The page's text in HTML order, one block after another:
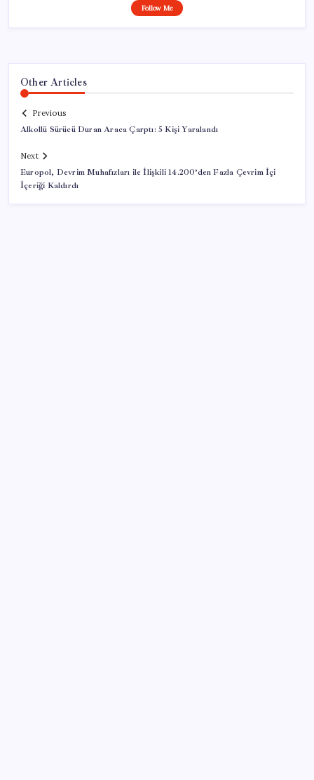
Follow Me
Other Articles
Previous
Alkollü Sürücü Duran Araca Çarptı: 5 Kişi Yaralandı
Next
Europol, Devrim Muhafızları ile İlişkili 14.200’den Fazla Çevrim İçi
İçeriği Kaldırdı